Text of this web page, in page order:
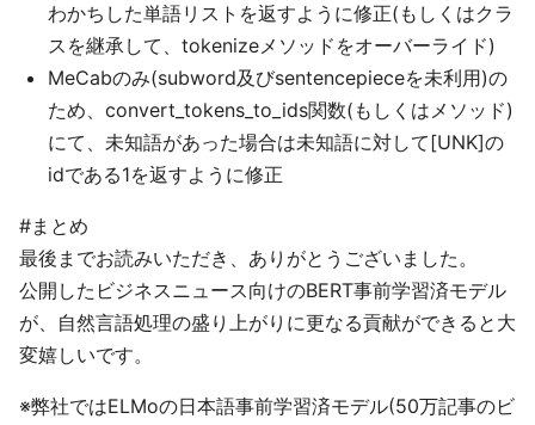
わかちした単語リストを返すように修正(もしくはクラ
スを継承して、tokenizeメソッドをオーバーライド)
MeCabのみ(subword及びsentencepieceを未利用)の
ため、convert_tokens_to_ids関数(もしくはメソッド)
にて、未知語があった場合は未知語に対して[UNK]の
idである1を返すように修正
#まとめ
最後までお読みいただき、ありがとうございました。
公開したビジネスニュース向けのBERT事前学習済モデル
が、自然言語処理の盛り上がりに更なる貢献ができると大
変嬉しいです。
※弊社ではELMoの日本語事前学習済モデル(50万記事のビ